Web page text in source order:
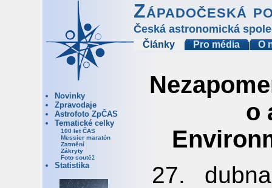
Západočeská
Česká astronomická
Články Pro média O
Novinky
Zpravodaje
Astrofoto ZpČAS
Tematické celky
100 let ČAS
Messier maratón
Zatmění
Zákryty
Foto soutěž
Statistika
o
27.